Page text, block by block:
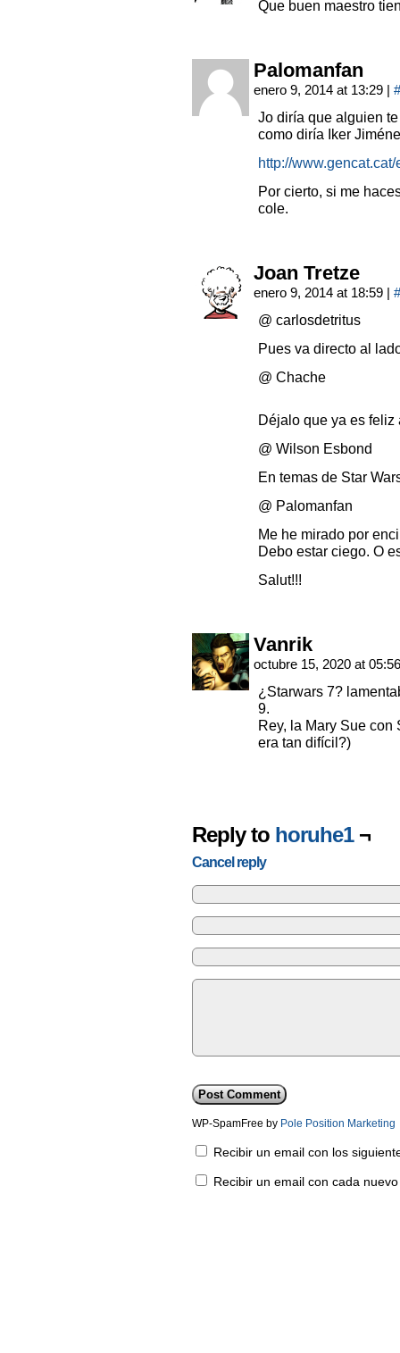
Que buen maestro
Palomanfan
enero 9, 2014 at 13:29 | #
Jo diría que alguien
como diría Iker
http://
Por cierto, si me
cole.
Joan Tretze
enero 9, 2014 at 18:59 | #
@ carlosdetritus
Pues va directo al
@ Chache
Déjalo que ya es
@ Wilson Esbond
En temas de Star
@ Palomanfan
Me he mirado por
Debo estar ciego. O
Salut!!!
Vanrik
octubre 15, 2020 at
¿Starwars 7?
9.
Rey, la Mary Sue
era tan difícil?)
Reply to horuhe1¬
Cancel reply
WP-SpamFree by Pole Position Marketing
Recibir un email con los
Recibir un email con cada